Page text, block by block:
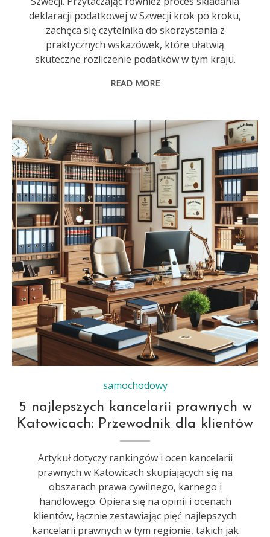
deklaracji podatkowej w Szwecji krok po kroku,
zachęca się czytelnika do skorzystania z
praktycznych wskazówek, które ułatwią
skuteczne rozliczenie podatków w tym kraju.
READ MORE
samochodowy
5 najlepszych kancelarii prawnych w
Katowicach: Przewodnik dla klientów
Artykuł dotyczy rankingów i ocen kancelarii
prawnych w Katowicach skupiających się na
obszarach prawa cywilnego, karnego i
handlowego. Opiera się na opinii i ocenach
klientów, łącznie zestawiając pięć najlepszych
kancelarii prawnych w tym regionie, takich jak